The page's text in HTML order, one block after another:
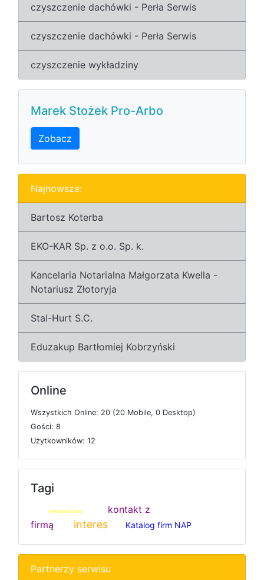
czyszczenie dachówki - Perła Serwis
czyszczenie dachówki - Perła Serwis
czyszczenie wykładziny
Marek Stożek Pro-Arbo
Zobacz
Najnowsze:
Bartosz Koterba
EKO-KAR Sp. z o.o. Sp. k.
Kancelaria Notarialna Małgorzata Kwella -
Notariusz Złotoryja
Stal-Hurt S.C.
Eduzakup Bartłomiej Kobrzyński
Online
Wszystkich Online: 20 (20 Mobile, 0 Desktop)
Gości: 8
Użytkowników: 12
Tagi
wydawnictwo
kontakt z
firmą
interes Katalog firm NAP
Partnerzy serwisu